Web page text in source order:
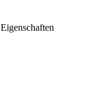
Eigenschaften